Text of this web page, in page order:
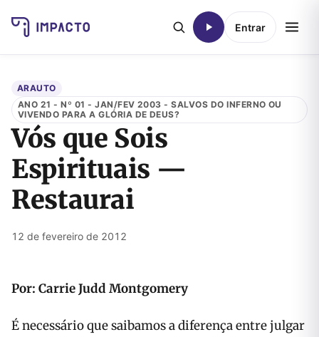
Entrar
ARAUTO
ANO 21 - Nº 01 - JAN/FEV 2003 - SALVOS DO INFERNO OU
VIVENDO PARA A GLÓRIA DE DEUS?
Vós que Sois
Espirituais —
Restaurai
12 de fevereiro de 2012
Por: Carrie Judd Montgomery
É necessário que saibamos a diferença entre julgar